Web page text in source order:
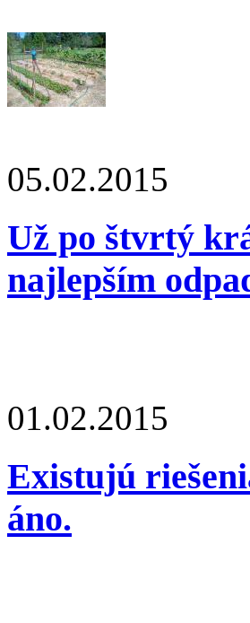
05.02.2015
Už po štvrtý
najlepším
01.02.2015
Existujú
áno.